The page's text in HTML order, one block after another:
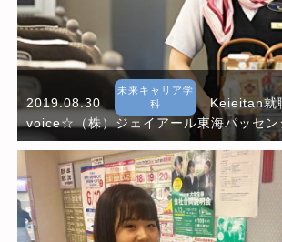
2019.08.30
未来キャリア学
科
Keieitan就
voice☆（株）ジェイアール東海パッセン